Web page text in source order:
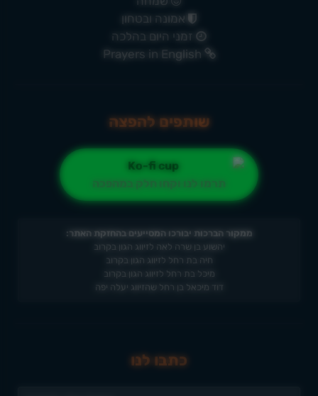
אמונה ובטחון
זמני היום בהלכה
שותפים להפצה
תרמו לנו וקחו חלק במהפכה
ממקור הברכות יבורכו המסייעים בהחזקת האתר:
יהשוע בן שרה לאה לזיווג הגון בקרוב
חיה בת רחל לזיווג הגון בקרוב
מיכל בת רחל לזיווג הגון בקרוב
דוד מיכאל בן רחל שהזיווג יעלה יפה
כתבו לנו